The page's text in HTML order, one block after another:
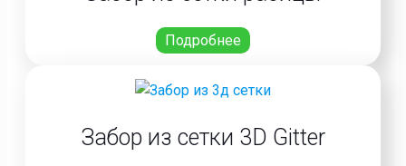
Подробнее
Забор из сетки 3D Gitter